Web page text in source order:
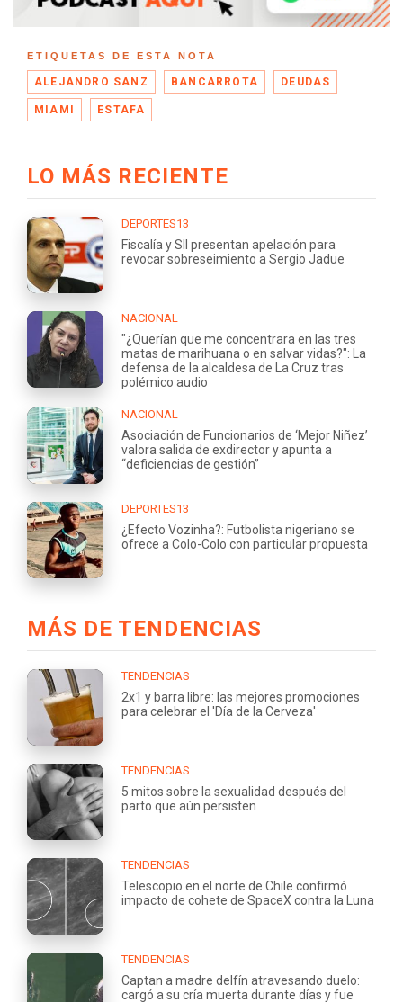
ETIQUETAS DE ESTA NOTA
ALEJANDRO SANZ BANCARROTA DEUDAS
MIAMI ESTAFA
LO MÁS RECIENTE
DEPORTES13
Fiscalía y SII presentan apelación para
revocar sobreseimiento a Sergio Jadue
NACIONAL
"¿Querían que me concentrara en las tres
matas de marihuana o en salvar vidas?": La
defensa de la alcaldesa de La Cruz tras
polémico audio
NACIONAL
Asociación de Funcionarios de ‘Mejor Niñez’
valora salida de exdirector y apunta a
“deficiencias de gestión”
DEPORTES13
¿Efecto Vozinha?: Futbolista nigeriano se
ofrece a Colo-Colo con particular propuesta
MÁS DE TENDENCIAS
TENDENCIAS
2x1 y barra libre: las mejores promociones
para celebrar el 'Día de la Cerveza'
TENDENCIAS
5 mitos sobre la sexualidad después del
parto que aún persisten
TENDENCIAS
Telescopio en el norte de Chile confirmó
impacto de cohete de SpaceX contra la Luna
TENDENCIAS
Captan a madre delfín atravesando duelo:
cargó a su cría muerta durante días y fue